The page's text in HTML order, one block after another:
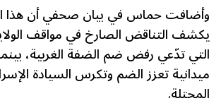
وأضافت حماس في بيان صحفي أن هذا
يكشف التناقض الصارخ في مواقف
التي تدّعي رفض ضم الضفة الغربية،
ميدانية تعزز الضم وتكرس السيادة
المحتلة.